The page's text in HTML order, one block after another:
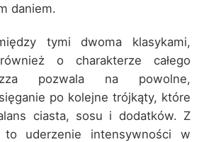
daniem.
tymi dwoma klasykami,
o charakterze całego
pozwala na powolne,
po kolejne trójkąty, które
ciasta, sosu i dodatków. Z
uderzenie intensywności w